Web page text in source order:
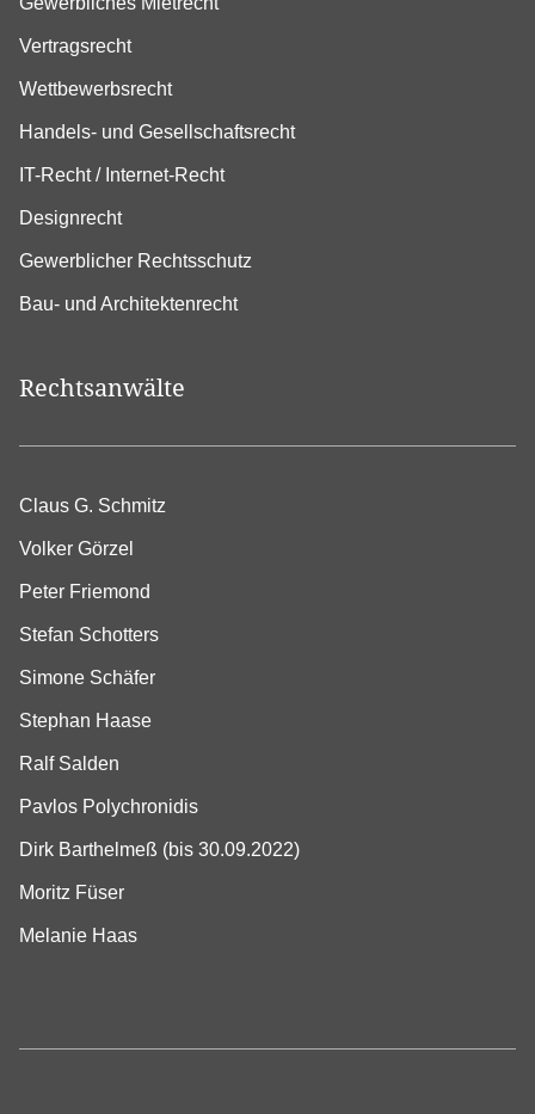
Vertragsrecht
Wettbewerbsrecht
Handels- und Gesellschaftsrecht
IT-Recht / Internet-Recht
Designrecht
Gewerblicher Rechtsschutz
Bau- und Architektenrecht
Rechtsanwälte
Claus G. Schmitz
Volker Görzel
Peter Friemond
Stefan Schotters
Simone Schäfer
Stephan Haase
Ralf Salden
Pavlos Polychronidis
Dirk Barthelmeß (bis 30.09.2022)
Moritz Füser
Melanie Haas